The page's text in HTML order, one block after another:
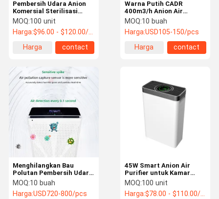
Pembersih Udara Anion
Komersial Sterilisasi
Udara WIFI Cerdas Untuk
Rumah
MOQ:100 unit
Harga:$96.00 - $120.00/Units
Harga
contact
Warna Putih CADR
400m3/h Anion Air
Purifier ABS UV Light
Hepa Filter Air Purifier
MOQ:10 buah
Harga:USD105-150/pcs
Harga
contact
Menghilangkan Bau
Polutan Pembersih Udara
Anion Untuk Kamar Besar
5500 Sq Ft Plasma
Generator
MOQ:10 buah
Harga:USD720-800/pcs
45W Smart Anion Air
Purifier untuk Kamar
Medium 258 Sq Ft Dengan
Monitor Berkualitas
MOQ:100 unit
Harga:$78.00 - $110.00/Units